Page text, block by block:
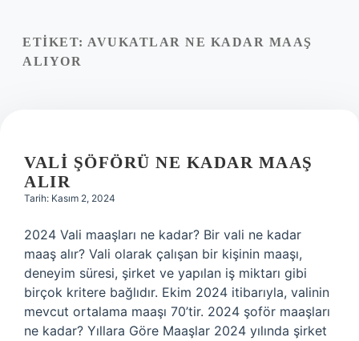
Yasal Uyarı
ETIKET: AVUKATLAR NE KADAR MAAŞ
ALIYOR
VALI ŞÖFÖRÜ NE KADAR MAAŞ
ALIR
Tarih: Kasım 2, 2024
2024 Vali maaşları ne kadar? Bir vali ne kadar
maaş alır? Vali olarak çalışan bir kişinin maaşı,
deneyim süresi, şirket ve yapılan iş miktarı gibi
birçok kritere bağlıdır. Ekim 2024 itibarıyla, valinin
mevcut ortalama maaşı 70’tir. 2024 şoför maaşları
ne kadar? Yıllara Göre Maaşlar 2024 yılında şirket